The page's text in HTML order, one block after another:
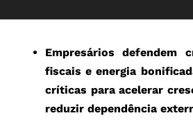
Empresários defendem
fiscais e energia
críticas para acelerar
reduzir dependência